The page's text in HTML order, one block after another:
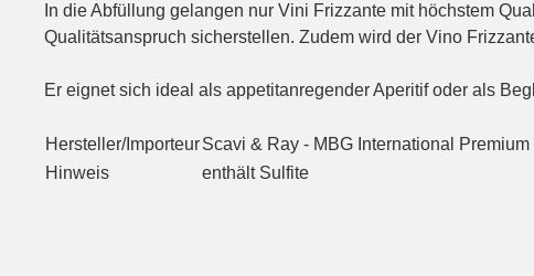
In die Abfüllung gelangen nur Vini Frizzante mit höchstem
Qualitätsanspruch sicherstellen. Zudem wird der Vino
Er eignet sich ideal als appetitanregender Aperitif oder als
Hersteller/ImporteurScavi & Ray - MBG International
Hinweis
enthält Sulfite